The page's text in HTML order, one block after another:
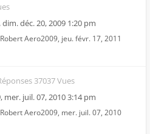
,dim. déc. 20, 2009 1:20 pm
Robert Aero2009, jeu. févr. 17, 2011
37037 Vues
, mer. juil. 07, 2010 3:14 pm
Robert Aero2009, mer. juil. 07, 2010